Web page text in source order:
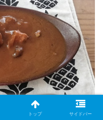
トップ サイドバー